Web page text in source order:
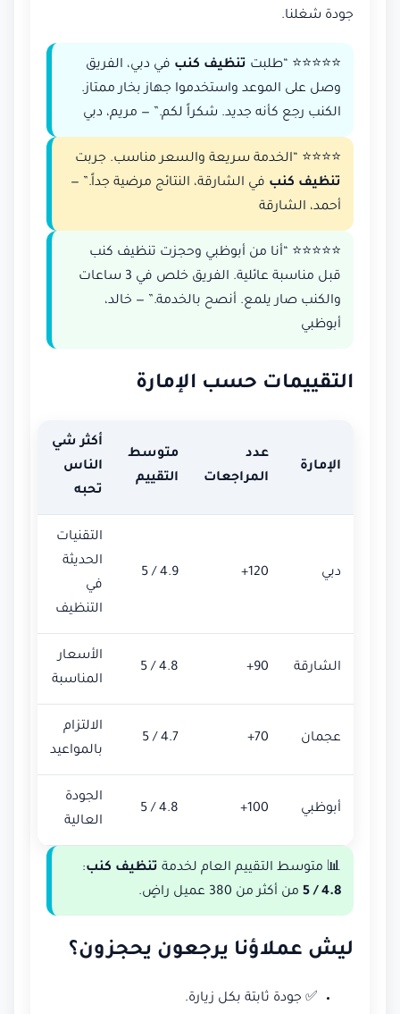
جودة شغلنا.
⭐⭐⭐⭐⭐ “طلبت تنظيف كنب في دبي، الفريق
وصل على الموعد واستخدموا جهاز بخار ممتاز.
الكنب رجع كأنه جديد. شكراً لكم.” — مريم، دبي
⭐⭐⭐⭐ “الخدمة سريعة والسعر مناسب. جربت
تنظيف كنب في الشارقة، النتائج مرضية جداً.” —
أحمد، الشارقة
⭐⭐⭐⭐⭐ “أنا من أبوظبي وحجزت تنظيف كنب
قبل مناسبة عائلية. الفريق خلص في 3 ساعات
والكنب صار يلمع. أنصح بالخدمة.” — خالد،
أبوظبي
التقييمات حسب الإمارة
الإمارة
عدد
المراجعات
متوسط
التقييم
أكثر شي
الناس
تحبه
دبي 120+
4.9 / 5
التقنيات
الحديثة
في
التنظيف
الشارقة 90+
4.8 / 5
الأسعار
المناسبة
عجمان 70+
4.7 / 5
الالتزام
بالمواعيد
أبوظبي 100+
4.8 / 5
الجودة
العالية
📊 متوسط التقييم العام لخدمة تنظيف كنب:
4.8 / 5
من أكثر من 380 عميل راضٍ.
ليش عملاؤنا يرجعون يحجزون؟
✅ جودة ثابتة بكل زيارة.